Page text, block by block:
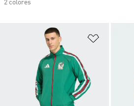
2 colores
Añadir a